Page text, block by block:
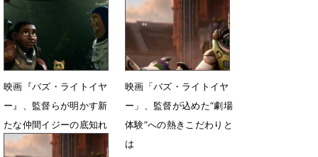
5月13日 18時02分
る
7月24日 09時57分
映画『バズ・ライトイヤ
ー』、監督らが明かす新
たな仲間イジーの底知れ
ぬ魅力とは
映画「バズ・ライトイヤ
ー」、監督が込めた“劇場
体験”への熱きこだわりと
は